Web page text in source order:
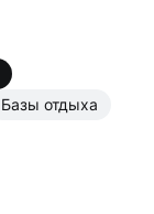
базы отдыха